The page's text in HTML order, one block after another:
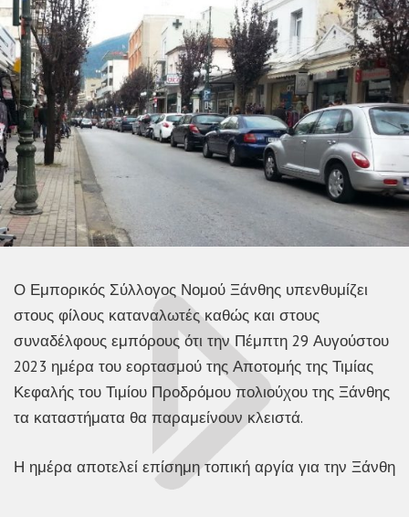
Ο Εμπορικός Σύλλογος Νομού Ξάνθης υπενθυμίζει
στους φίλους καταναλωτές καθώς και στους
συναδέλφους εμπόρους ότι την Πέμπτη 29 Αυγούστου
2023 ημέρα του εορτασμού της Αποτομής της Τιμίας
Κεφαλής του Τιμίου Προδρόμου πολιούχου της Ξάνθης
τα καταστήματα θα παραμείνουν κλειστά.
Η ημέρα αποτελεί επίσημη τοπική αργία για την Ξάνθη